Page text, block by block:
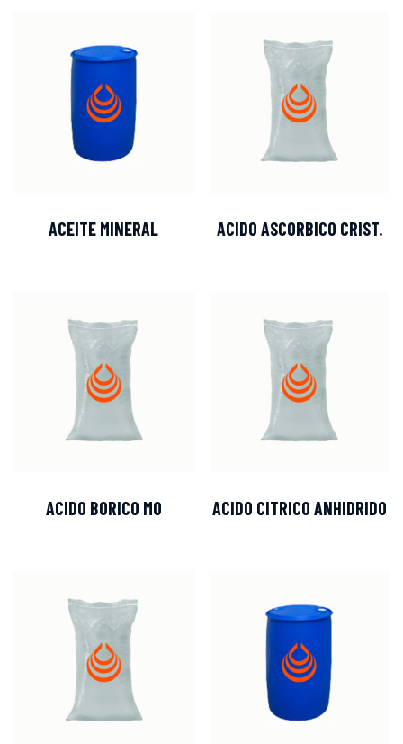
ACEITE MINERAL ACIDO ASCORBICO CRIST.
ACIDO BORICO MO ACIDO CITRICO ANHIDRIDO